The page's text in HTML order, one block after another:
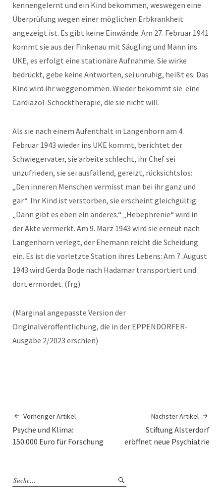
kennengelernt und ein Kind bekommen, weswegen eine
Überprüfung wegen einer möglichen Erbkrankheit
angezeigt ist. Es gibt keine Einwände. Am 27. Februar 1941
kommt sie aus der Finkenau mit Säugling und Mann ins
UKE, es erfolgt eine stationäre Aufnahme. Sie wirke
bedrückt, gebe keine Antworten, sei unruhig, heißt es. Das
Kind wird ihr weggenommen. Wieder bekommt sie eine
Cardiazol-Schocktherapie, die sie nicht will.
Als sie nach einem Aufenthalt in Langenhorn am 4.
Februar 1943 wieder ins UKE kommt, berichtet der
Schwiegervater, sie arbeite schlecht, ihr Chef sei
unzufrieden, sie sei ausfallend, gereizt, rücksichtslos:
„Den inneren Menschen vermisst man bei ihr ganz und
gar“. Ihr Kind ist verstorben, sie erscheint gleichgültig:
„Dann gibt es eben ein anderes.“ „Hebephrenie“ wird in
der Akte vermerkt. Am 9. März 1943 wird sie erneut nach
Langenhorn verlegt, der Ehemann reicht die Scheidung
ein. Es ist die vorletzte Station ihres Lebens: Am 7. August
1943 wird Gerda Bode nach Hadamar transportiert und
dort ermordet. (frg)
(Marginal angepasste Version der
Originalveröffentlichung, die in der EPPENDORFER-
Ausgabe 2/2023 erschien)
Vorheriger Artikel
Psyche und Klima:
150.000 Euro für Forschung
Nächster Artikel
Stiftung Alsterdorf
eröffnet neue Psychiatrie